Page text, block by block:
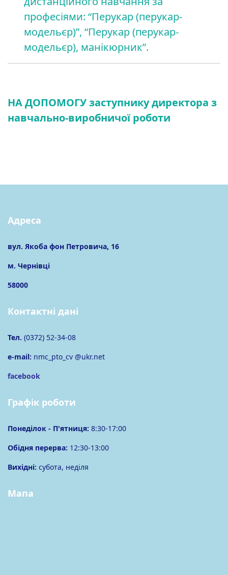
професіями: “Перукар (перукар-
модельєр)”, “Перукар (перукар-
модельєр), манікюрник”.
НА ДОПОМОГУзаступнику директора з
навчально-виробничої роботи
Адреса
вул. Якоба фон Петровича, 16
м. Чернівці
58000
Контактні дані
Тел. (0372) 52-34-08
e-mail: nmc_pto_cv @ukr.net
facebook
Графік роботи
Понеділок - П'ятниця: 8:30-17:00
Обідня перерва: 12:30-13:00
Вихідні: субота, неділя
Мапа